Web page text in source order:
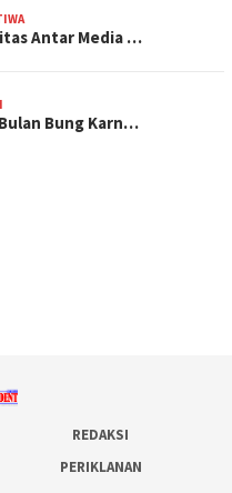
Antar Media …
Bung Karn…
REDAKSI
PERIKLANAN